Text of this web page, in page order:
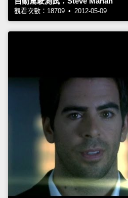
觀看次數：18709 • 2012-05-09